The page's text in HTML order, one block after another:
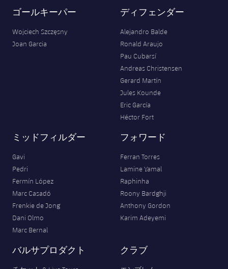
ゴールキーパー
Wojciech Szczęsny
Joan Garcia
ディフェンダー
Alejandro Balde
Ronald Araujo
Pau Cubarsí
Andreas Christensen
Gerard Martín
Jules Kounde
Eric García
Héctor Fort
ミッドフィルダー
Gavi
Pedri
Fermín López
Marc Casadó
Frenkie de Jong
Dani Olmo
Marc Bernal
フォワード
Ferran Torres
Lamine Yamal
Raphinha
Roony Bardghji
Anthony Gordon
Karim Adeyemi
バルサプロダクト クラブ